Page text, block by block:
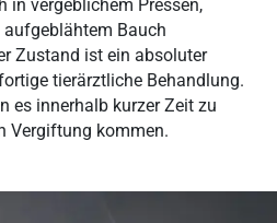
in vergeblichem Pressen,
Bauch
Zustand ist ein absoluter
tierärztliche Behandlung.
es innerhalb kurzer Zeit zu
Vergiftung kommen.